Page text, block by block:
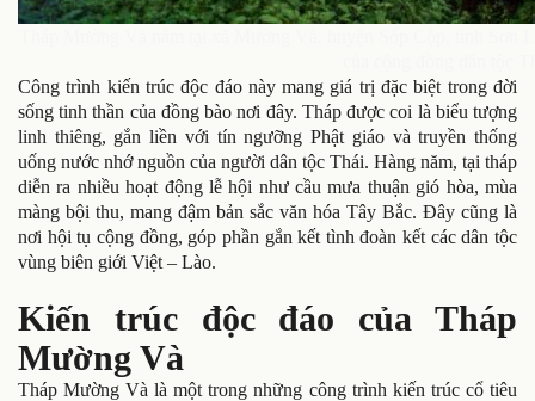
Công trình kiến trúc độc đáo này mang giá trị đặc biệt trong đời
sống tinh thần của đồng bào nơi đây. Tháp được coi là biểu tượng
linh thiêng, gắn liền với tín ngưỡng Phật giáo và truyền thống
uống nước nhớ nguồn của người dân tộc Thái. Hàng năm, tại tháp
diễn ra nhiều hoạt động lễ hội như cầu mưa thuận gió hòa, mùa
màng bội thu, mang đậm bản sắc văn hóa Tây Bắc. Đây cũng là
nơi hội tụ cộng đồng, góp phần gắn kết tình đoàn kết các dân tộc
vùng biên giới Việt – Lào.
Kiến trúc độc đáo của Tháp
Mường Và
Tháp Mường Và là một trong những công trình kiến trúc cổ tiêu